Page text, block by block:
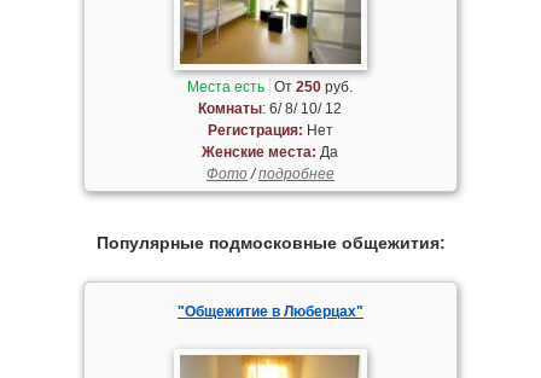
Места есть От250 руб.
Комнаты: 6/ 8/ 10/ 12
Регистрация: Нет
Женские места: Да
Фото/подробнее
Популярные подмосковные общежития:
"Общежитие в Люберцах"